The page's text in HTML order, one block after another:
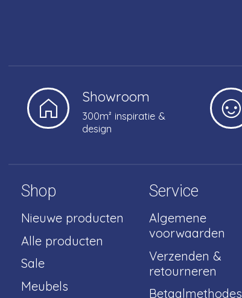
Showroom
300m² inspiratie &
design
Shop
Nieuwe producten
Alle producten
Sale
Meubels
Service
Algemene
voorwaarden
Verzenden &
retourneren
Betaalmethodes